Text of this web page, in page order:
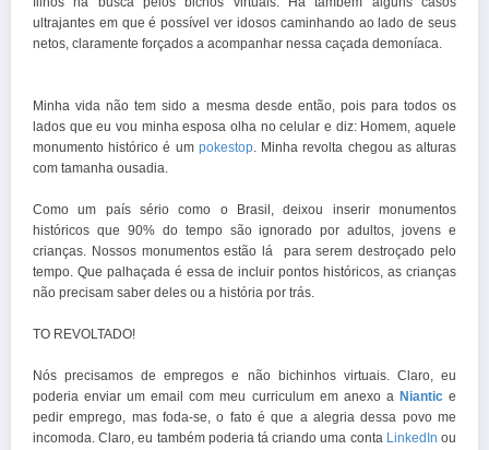
ultrajantes em que é possível ver idosos caminhando ao lado de seus
netos, claramente forçados a acompanhar nessa caçada demoníaca.
Minha vida não tem sido a mesma desde então, pois para todos os
lados que eu vou minha esposa olha no celular e diz: Homem, aquele
monumento histórico é um pokestop. Minha revolta chegou as alturas
com tamanha ousadia.
Como um país sério como o Brasil, deixou inserir monumentos
históricos que 90% do tempo são ignorado por adultos, jovens e
crianças. Nossos monumentos estão lá para serem destroçado pelo
tempo. Que palhaçada é essa de incluir pontos históricos, as crianças
não precisam saber deles ou a história por trás.
TO REVOLTADO!
Nós precisamos de empregos e não bichinhos virtuais. Claro, eu
poderia enviar um email com meu curriculum em anexo a Niantice
pedir emprego, mas foda-se, o fato é que a alegria dessa povo me
incomoda. Claro, eu também poderia tá criando uma conta LinkedIn ou